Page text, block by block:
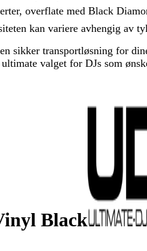
overflate med Black
kan variere avhengig av
sikker transportløsning for
valget for DJs som
Black